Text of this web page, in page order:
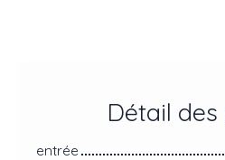
Détail des
entrée